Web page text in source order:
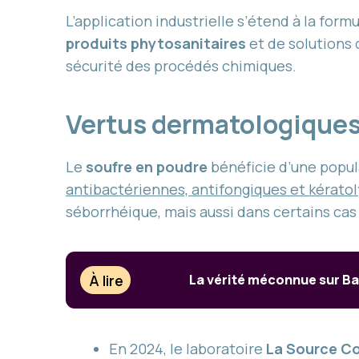
L’application industrielle s’étend à la
produits phytosanitaires et de solutions
sécurité des procédés chimiques.
Vertus
Le soufre en poudre bénéficie d’une
antibactériennes, antifongiques et
séborrhéique, mais aussi dans certains
À lire La vérité méconnue sur
En 2024, le laboratoire La Source